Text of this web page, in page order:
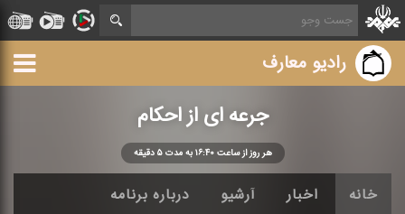
رادیو معارف
جرعه ای از احكام
هر روز از ساعت ۱۶:۴۰ به مدت ۵ دقیقه
خانه اخبار آرشیو درباره برنامه